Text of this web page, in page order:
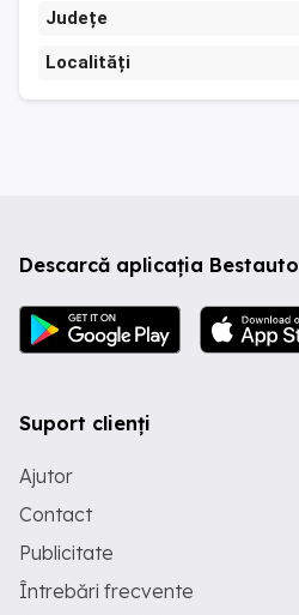
Județe
Localități
Descarcă aplicația Bestauto
Suport clienți
Ajutor
Contact
Publicitate
Întrebări frecvente